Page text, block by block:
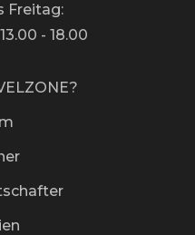
Freitag:
- 18.00